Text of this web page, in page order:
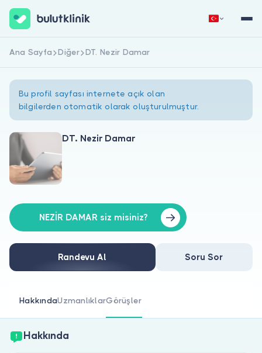
Hakkımızda
Doktorlar için
Doktor musunuz?
Hemen Kaydol
Ana Sayfa Diğer DT. Nezir Damar
Bu profil sayfası internete açık olan
bilgilerden otomatik olarak oluşturulmuştur.
DT. Nezir Damar
NEZİR DAMAR siz misiniz?
Randevu Al Soru Sor
HakkındaUzmanlıklarGörüşler
Hakkında